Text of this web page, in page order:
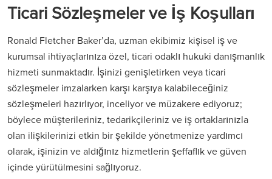
Ticari Sözleşmeler ve İş Koşulları
Ronald Fletcher Baker’da, uzman ekibimiz kişisel iş ve
kurumsal ihtiyaçlarınıza özel, ticari odaklı hukuki danışmanlık
hizmeti sunmaktadır. İşinizi genişletirken veya ticari
sözleşmeler imzalarken karşı karşıya kalabileceğiniz
sözleşmeleri hazırlıyor, inceliyor ve müzakere ediyoruz;
böylece müşterileriniz, tedarikçileriniz ve iş ortaklarınızla
olan ilişkilerinizi etkin bir şekilde yönetmenize yardımcı
olarak, işinizin ve aldığınız hizmetlerin şeffaflık ve güven
içinde yürütülmesini sağlıyoruz.